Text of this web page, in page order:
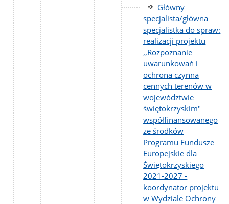
Główny
specjalista/główna
specjalistka do spraw:
realizacji projektu
,,Rozpoznanie
uwarunkowań i
ochrona czynna
cennych terenów w
województwie
świętokrzyskim"
współfinansowanego
ze środków
Programu Fundusze
Europejskie dla
Świętokrzyskiego
2021-2027 -
koordynator projektu
w Wydziale Ochrony